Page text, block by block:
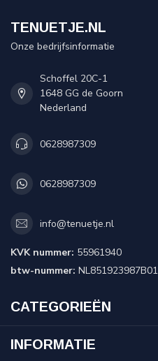
TENUETJE.NL
Onze bedrijfsinformatie
Schoffel 20C-1
1648 GG de Goorn
Nederland
0628987309
0628987309
info@tenuetje.nl
KVK nummer: 55961940
btw-nummer: NL851923987B01
CATEGORIEËN
INFORMATIE